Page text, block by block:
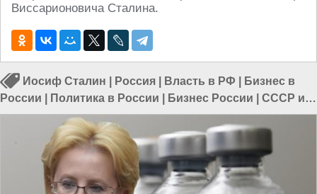
Виссарионовича Сталина.
Иосиф Сталин Россия Власть в РФ
Бизнес в
России
Политика в России Бизнес России
СССР и
Россия